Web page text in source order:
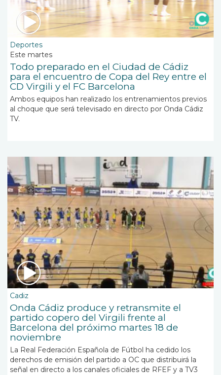
Deportes
Este martes
Todo preparado en el Ciudad de Cádiz
para el encuentro de Copa del Rey entre el
CD Virgili y el FC Barcelona
Ambos equipos han realizado los entrenamientos previos
al choque que será televisado en directo por Onda Cádiz
TV.
Cadiz
Onda Cádiz produce y retransmite el
partido copero del Virgili frente al
Barcelona del próximo martes 18 de
noviembre
La Real Federación Española de Fútbol ha cedido los
derechos de emisión del partido a OC que distribuirá la
señal en directo a los canales oficiales de RFEF y a TV3